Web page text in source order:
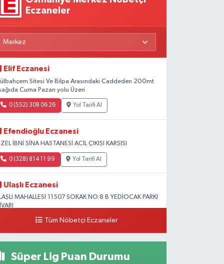
Eczaneler
Elif Eczanesi
Sitesi Ve Bilpa Arasındaki Caddeden 200mt
Cuma Pazarı yolu Üzeri
0 (552) 308 06 26 Yol Tarifi Al
Efendioğlu Eczanesi
İBNİ SİNA HASTANESİ ACİL ÇIKIŞI KARŞISI
0 (328) 814 11 99 Yol Tarifi Al
Ulaşlı Eczanesi
MAHALLESİ 11507 SOKAK NO:8 B YEDİOCAK PARKI
0 (546) 158 81 80 Yol Tarifi Al
Tüm Nöbetçi Eczaneler
Süper Lig Puan Durumu